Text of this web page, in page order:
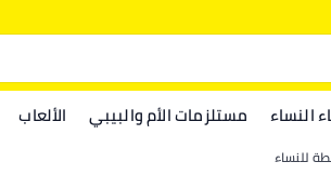
النساء مستلزمات الأم والبيبي الألعاب
للنساء